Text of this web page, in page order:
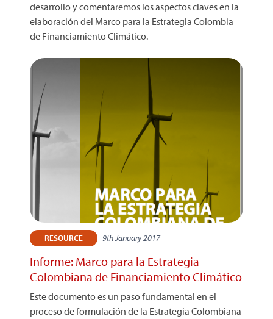
desarrollo y comentaremos los aspectos claves en la
elaboración del Marco para la Estrategia Colombia
de Financiamiento Climático.
RESOURCE 9th January 2017
Informe: Marco para la Estrategia
Colombiana de Financiamiento Climático
Este documento es un paso fundamental en el
proceso de formulación de la Estrategia Colombiana